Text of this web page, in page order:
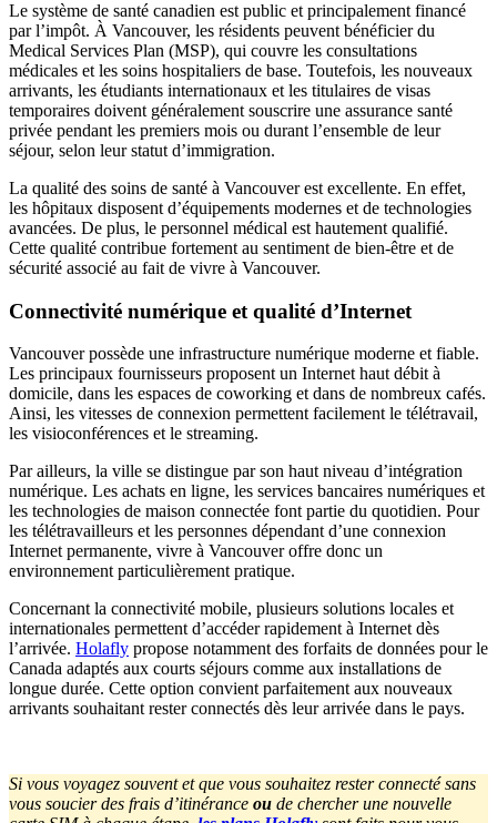
Le système de santé canadien est public et principalement financé
par l’impôt. À Vancouver, les résidents peuvent bénéficier du
Medical Services Plan (MSP), qui couvre les consultations
médicales et les soins hospitaliers de base. Toutefois, les nouveaux
arrivants, les étudiants internationaux et les titulaires de visas
temporaires doivent généralement souscrire une assurance santé
privée pendant les premiers mois ou durant l’ensemble de leur
séjour, selon leur statut d’immigration.
La qualité des soins de santé à Vancouver est excellente. En effet,
les hôpitaux disposent d’équipements modernes et de technologies
avancées. De plus, le personnel médical est hautement qualifié.
Cette qualité contribue fortement au sentiment de bien-être et de
sécurité associé au fait de vivre à Vancouver.
Connectivité numérique et qualité d’Internet
Vancouver possède une infrastructure numérique moderne et fiable.
Les principaux fournisseurs proposent un Internet haut débit à
domicile, dans les espaces de coworking et dans de nombreux cafés.
Ainsi, les vitesses de connexion permettent facilement le télétravail,
les visioconférences et le streaming.
Par ailleurs, la ville se distingue par son haut niveau d’intégration
numérique. Les achats en ligne, les services bancaires numériques et
les technologies de maison connectée font partie du quotidien. Pour
les télétravailleurs et les personnes dépendant d’une connexion
Internet permanente, vivre à Vancouver offre donc un
environnement particulièrement pratique.
Concernant la connectivité mobile, plusieurs solutions locales et
internationales permettent d’accéder rapidement à Internet dès
l’arrivée. Holafly propose notamment des forfaits de données pour le
Canada adaptés aux courts séjours comme aux installations de
longue durée. Cette option convient parfaitement aux nouveaux
arrivants souhaitant rester connectés dès leur arrivée dans le pays.
Si vous voyagez souvent et que vous souhaitez rester connecté sans
vous soucier des frais d’itinérance ou de chercher une nouvelle